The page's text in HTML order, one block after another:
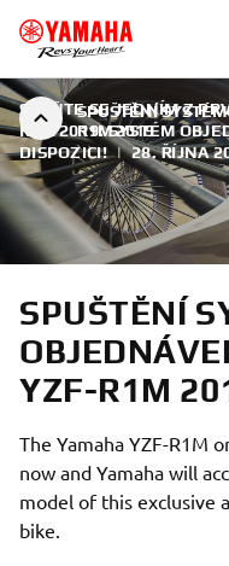
SPUŠTĚNÍ
R1M 2019
STAŇTE SE JEDNÍM Z
R1M 2019: SYSTÉM
DISPOZICI! | 28. ŘÍJNA
SPUŠTĚNÍ
YZF-R1M
The Yamaha YZF-R1M
now and Yamaha will
model of this exclusive
bike.